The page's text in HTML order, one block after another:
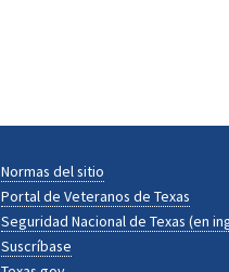
Normas del sitio
Portal de Veteranos de Texas
Seguridad Nacional de Texas (en
Suscríbase